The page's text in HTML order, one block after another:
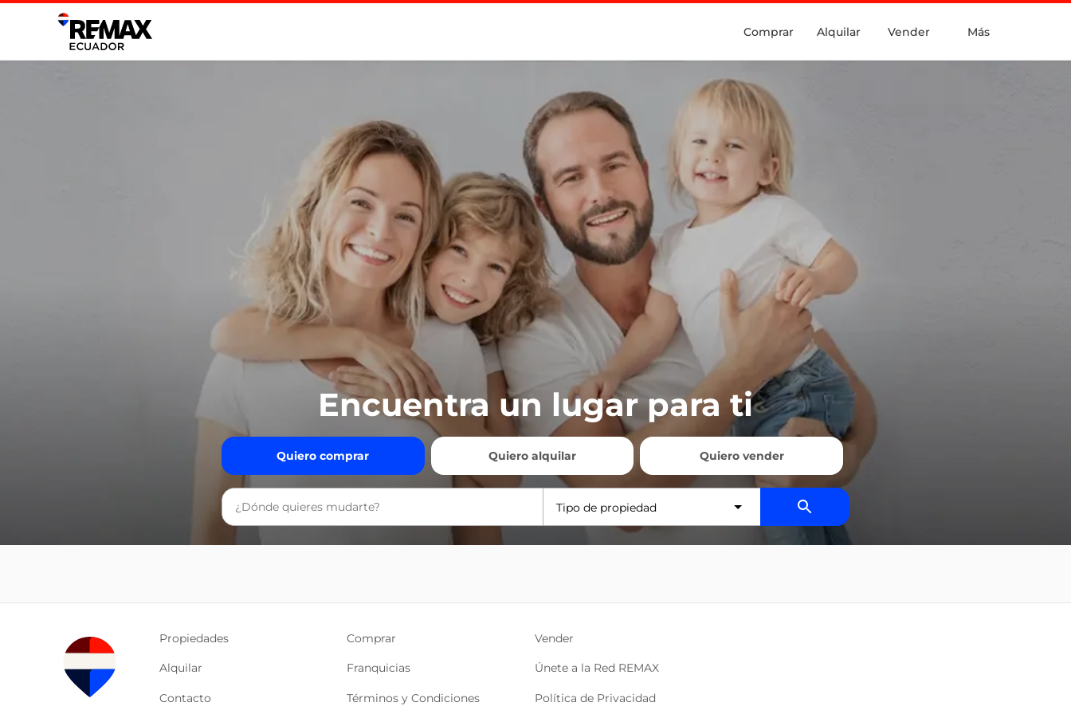
Comprar Alquilar Vender Más
Encuentra un lugar para ti
Quiero comprar Quiero alquilar Quiero vender
Tipo de propiedad
Propiedades Comprar Vender
Alquilar Franquicias Únete a la Red REMAX
Contacto Términos y Condiciones Política de Privacidad